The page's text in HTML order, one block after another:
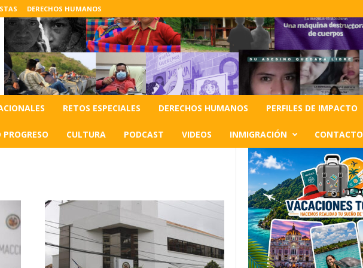
DERECHOS HUMANOS
RETOS ESPECIALES DERECHOS HUMANOS PERFILES DE IMPACTO
PROGRESO CULTURA PODCAST VIDEOS INMIGRACIÓN CONTACTO